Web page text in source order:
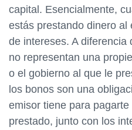
capital. Esencialmente,
estás prestando dinero
de intereses. A
no representan una
o el gobierno al que le
los bonos son una
emisor tiene para
prestado, junto con los